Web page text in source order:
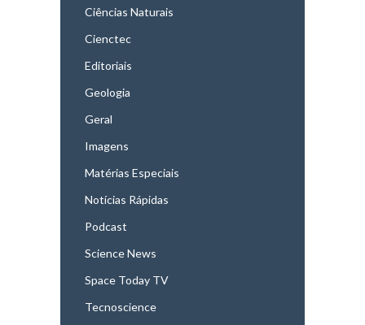
Ciências Naturais
Cienctec
Editoriais
Geologia
Geral
Imagens
Matérias Especiais
Notícias Rápidas
Podcast
Science News
Space Today TV
Tecnoscience